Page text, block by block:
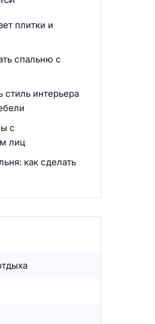
плитки и
спальню с
стиль интерьера
с
лиц
как сделать